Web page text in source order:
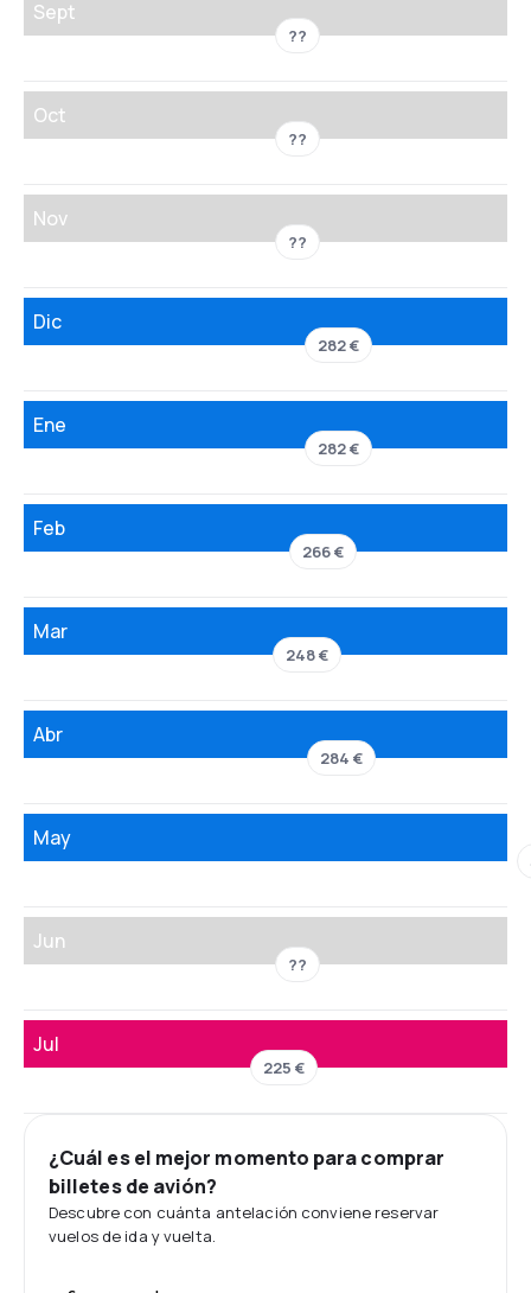
Sept
??
Oct
??
Nov
??
Dic
282 €
Ene
282 €
Feb
266 €
Mar
248 €
Abr
284 €
May
Jun
??
Jul
225 €
¿Cuál es el mejor momento para comprar
billetes de avión?
Descubre con cuánta antelación conviene reservar
vuelos de ida y vuelta.